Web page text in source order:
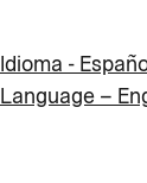
Idioma -
Language –